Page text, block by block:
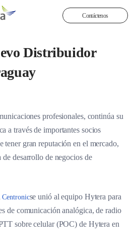
Contáctenos
Distribuidor
profesionales, continúa su
a través de importantes socios
tener gran reputación en el mercado,
desarrollo de negocios de
Centronicse unió al equipo Hytera para
de comunicación analógica, de radio
sobre celular (POC) de Hytera en